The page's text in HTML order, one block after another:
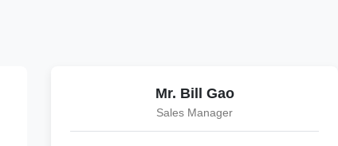
Mr. Bill Gao
Sales Manager